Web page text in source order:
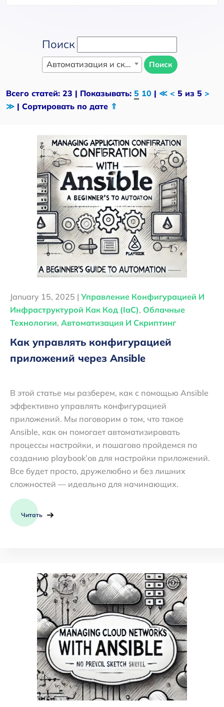
Поиск
Автоматизация и скриптинг Поиск
Всего статей: 23 | Показывать: 5 10 | ≪ < 5 из 5 >
≫ | Сортировать по дате ⇑
January 15, 2025 | Управление Конфигурацией И
Инфраструктурой Как Код (IaC), Облачные
Технологии, Автоматизация И Скриптинг
Как управлять конфигурацией
приложений через Ansible
В этой статье мы разберем, как с помощью Ansible
эффективно управлять конфигурацией
приложений. Мы поговорим о том, что такое
Ansible, как он помогает автоматизировать
процессы настройки, и пошагово пройдемся по
созданию playbook’ов для настройки приложений.
Все будет просто, дружелюбно и без лишних
сложностей — идеально для начинающих.
Читать